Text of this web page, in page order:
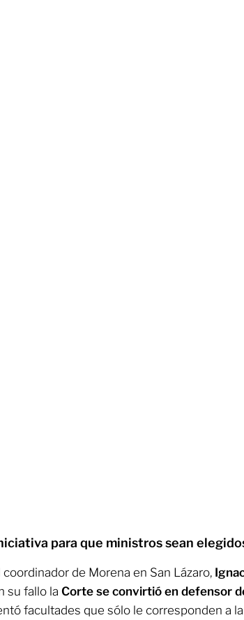
para que ministros sean
de Morena en San Lázaro,
su fallo la Corte se convirtió en defensor
facultades que sólo le corresponden a la